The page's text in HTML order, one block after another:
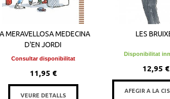
MERAVELLOSA MEDECINA
D'EN JORDI
Consultar disponibilitat
11,95 €
VEURE DETALLS
LES
Disponibilitat
12,95 €
AFEGIR A LA